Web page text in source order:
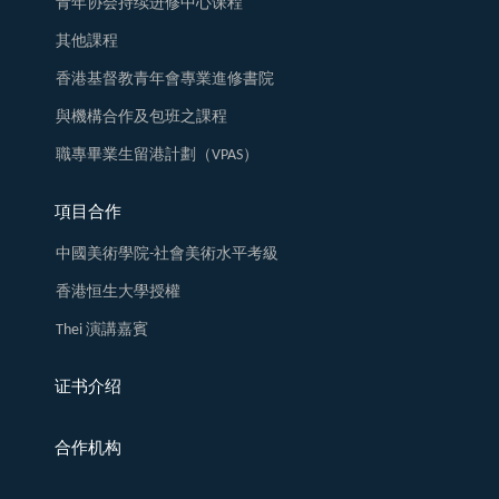
青年协会持续进修中心课程
其他課程
香港基督教青年會專業進修書院
與機構合作及包班之課程
職專畢業生留港計劃（VPAS）
項目合作
中國美術學院-社會美術水平考級
香港恒生大學授權
Thei 演講嘉賓
证书介绍
合作机构